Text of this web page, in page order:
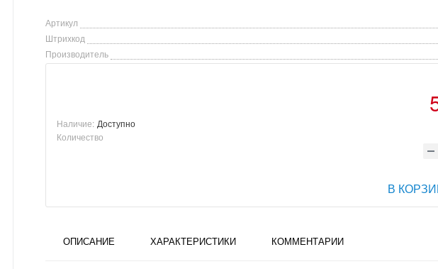
Артикул
Штрихкод
Производитель
Наличие: Доступно
Количество
В
ОПИСАНИЕ ХАРАКТЕРИСТИКИ КОММЕНТАРИИ